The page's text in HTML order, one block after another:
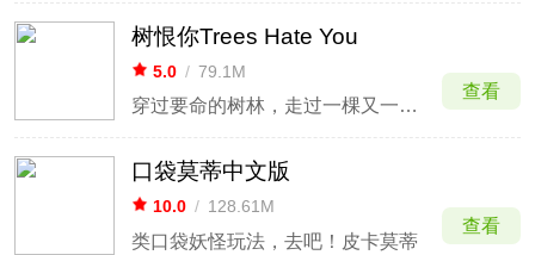
树恨你Trees Hate You
5.0 / 79.1M
穿过要命的树林，走过一棵又一棵恶意满满的树
查看
口袋莫蒂中文版
10.0 / 128.61M
类口袋妖怪玩法，去吧！皮卡莫蒂
查看